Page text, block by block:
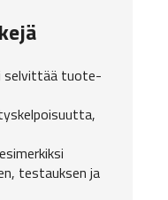
selvittää tuote-
testauksen ja